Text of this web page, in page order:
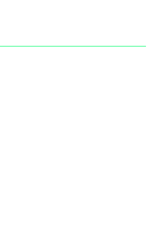
Gauchesca - parte